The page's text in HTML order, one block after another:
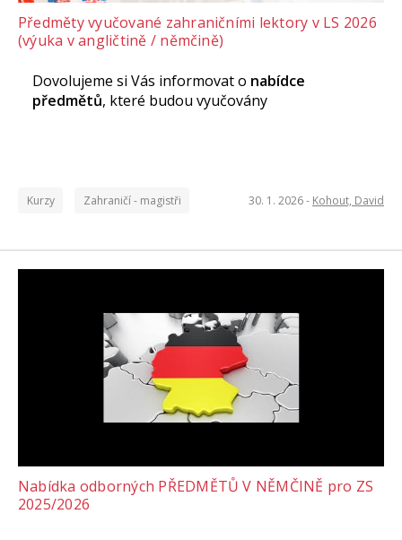
Předměty vyučované zahraničními lektory v LS 2026
(výuka v angličtině / němčině)
Dovolujeme si Vás informovat o nabídce
předmětů, které budou vyučovány
Kurzy Zahraničí - magistři 30. 1. 2026 - Kohout, David
Nabídka odborných PŘEDMĚTŮ V NĚMČINĚ pro ZS
2025/2026